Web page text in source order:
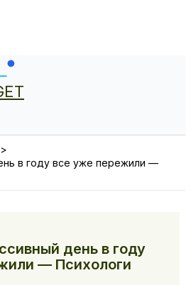
в году все уже пережили —
день в году
— Психологи